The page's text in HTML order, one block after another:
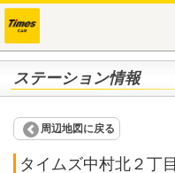
ステーション情報
周辺地図に戻る
タイムズ中村北２丁目